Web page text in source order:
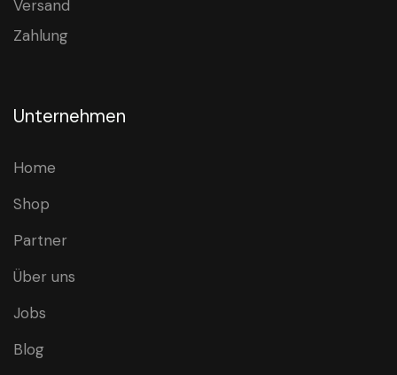
Versand
Zahlung
Unternehmen
Home
Shop
Partner
Über uns
Jobs
Blog